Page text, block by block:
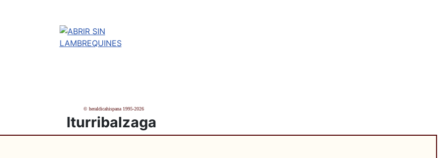
© heraldicahispana 1995-2026
Iturribalzaga